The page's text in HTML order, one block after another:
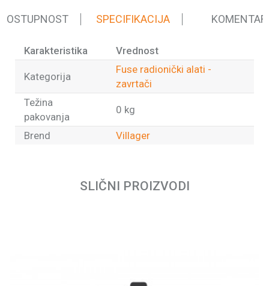
SPECIFIKACIJA
Karakteristika Vrednost
Kategorija
Fuse radionički alati -
zavrtači
Težina
pakovanja
0 kg
Brend Villager
SLIČNI PROIZVODI